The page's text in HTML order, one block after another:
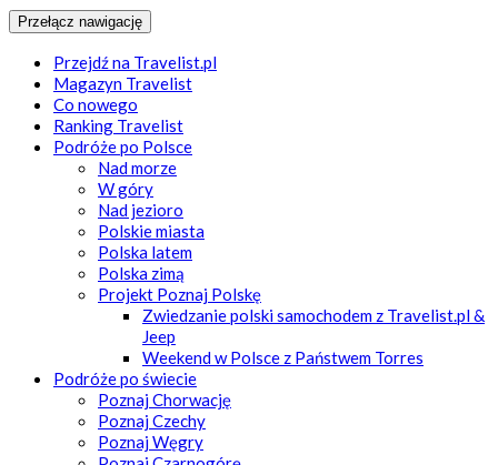
Przełącz nawigację
Przejdź na Travelist.pl
Magazyn Travelist
Co nowego
Ranking Travelist
Podróże po Polsce
Nad morze
W góry
Nad jezioro
Polskie miasta
Polska latem
Polska zimą
Projekt Poznaj Polskę
Zwiedzanie polski samochodem z Travelist.pl &
Jeep
Weekend w Polsce z Państwem Torres
Podróże po świecie
Poznaj Chorwację
Poznaj Czechy
Poznaj Węgry